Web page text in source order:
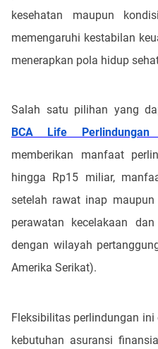
kesehatan maupun
memengaruhi kestabilan
menerapkan pola hidup
Salah satu pilihan yang
BCA Life Perlindungan
memberikan manfaat
hingga Rp15 miliar,
setelah rawat inap
perawatan kecelakaan
dengan wilayah
Amerika Serikat).
Fleksibilitas perlindungan
kebutuhan asuransi